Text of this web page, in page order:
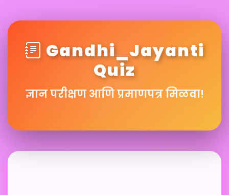
Gandhi_Jayanti
Quiz
ज्ञान परीक्षण आणि प्रमाणपत्र मिळवा!